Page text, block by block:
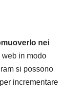
nei
web in modo
si possono
incrementare